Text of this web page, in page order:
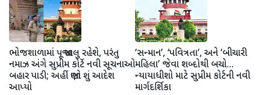
ભોજશાળામાં પૂજા ચાલુ રહેશે, પરંતુ
નમાઝ અંગે સુપ્રીમ કોર્ટે નવી સૂચનાઓ
બહાર પાડી; અહીં જાણો શું આદેશ
આપ્યો
‘સન્માન’, ‘પવિત્રતા’, અને ‘બીચારી
મહિલા’ જેવા શબ્દોથી બચો...
ન્યાયાધીશો માટે સુપ્રીમ કોર્ટની નવી
માર્ગદર્શિકા